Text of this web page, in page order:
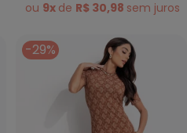
ou 9x de R$ 30,98 sem juros
-29%